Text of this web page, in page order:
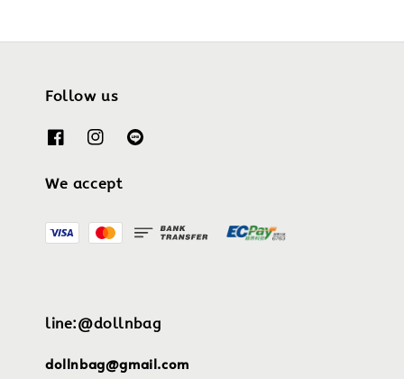
Follow us
We accept
line:@dollnbag
dollnbag@gmail.com